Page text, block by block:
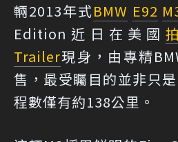
輛2013年式BMW E92
Edition近日在美國
Trailer現身，由專精
售，最受矚目的並非只
程數僅有約138公里。